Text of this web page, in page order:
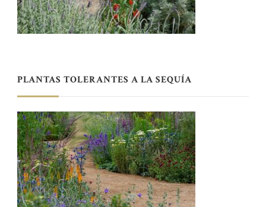
PLANTAS TOLERANTES A LA SEQUÍA